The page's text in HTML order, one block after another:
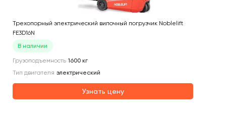
Трехопорный электрический вилочный погрузчик Noblelift
FE3D16N
В наличии
Грузоподъемность 1600 кг
Тип двигателя электрический
Узнать цену